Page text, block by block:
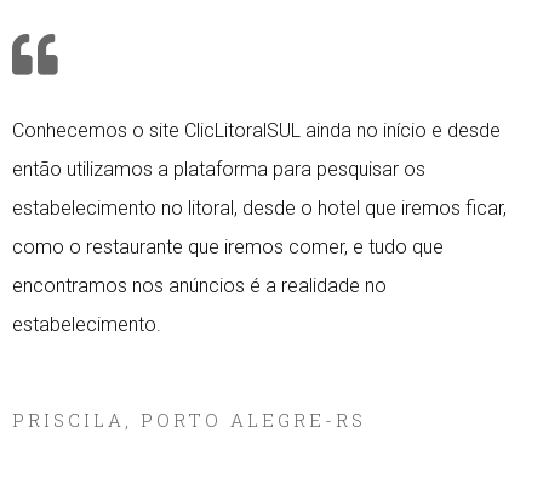
Conhecemos o site ClicLitoralSUL ainda no início e desde
então utilizamos a plataforma para pesquisar os
estabelecimento no litoral, desde o hotel que iremos ficar,
como o restaurante que iremos comer, e tudo que
encontramos nos anúncios é a realidade no
estabelecimento.
PRISCILA, PORTO ALEGRE-RS